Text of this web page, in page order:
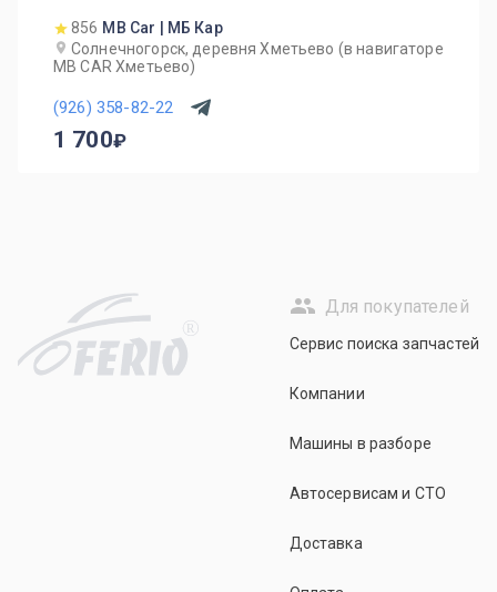
856 MB Car | МБ Кар
Солнечногорск, деревня Хметьево (в навигаторе
MB CAR Хметьево)
(926) 358-82-22
1 700
R
Для покупателей
Сервис поиска запчастей
Компании
Машины в разборе
Автосервисам и СТО
Доставка